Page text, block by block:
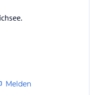
Melden